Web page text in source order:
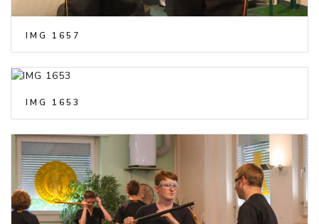
IMG 1657
IMG 1653